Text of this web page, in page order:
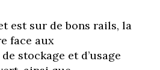
est sur de bons rails, la
face aux
stockage et d’usage